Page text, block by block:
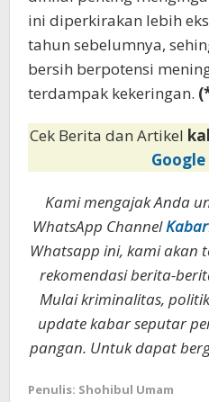
ini diperkirakan lebih
tahun sebelumnya,
bersih berpotensi
terdampak kekeringan.
Cek Berita dan Artikel
Kami mengajak Anda
WhatsApp Channel
Whatsapp ini, kami akan
rekomendasi berita-
Mulai kriminalitas,
update kabar seputar
pangan. Untuk dapat
Penulis: Shohibul Umam